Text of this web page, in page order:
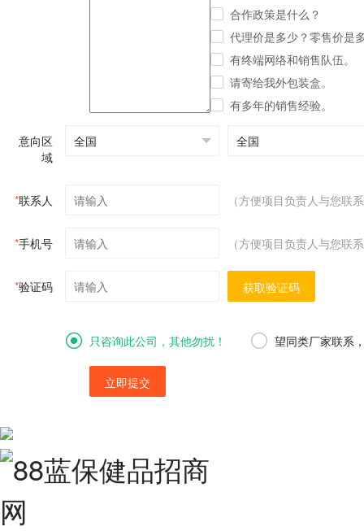
合作政策是什么？
代理价是多少？零售价是
有终端网络和销售队伍。
请寄给我外包装盒。
有多年的销售经验。
意向区
域
*联系人 （方便项目负责人与您联
*手机号 （方便项目负责人与您联
*验证码 获取验证码
只咨询此公司，其他勿扰！ 望同类厂家联系
立即提交